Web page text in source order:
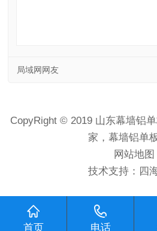
局域网网友
CopyRight © 2019 山东幕墙铝
家，幕墙铝单
网站地图
技术支持： 四
首页 电话